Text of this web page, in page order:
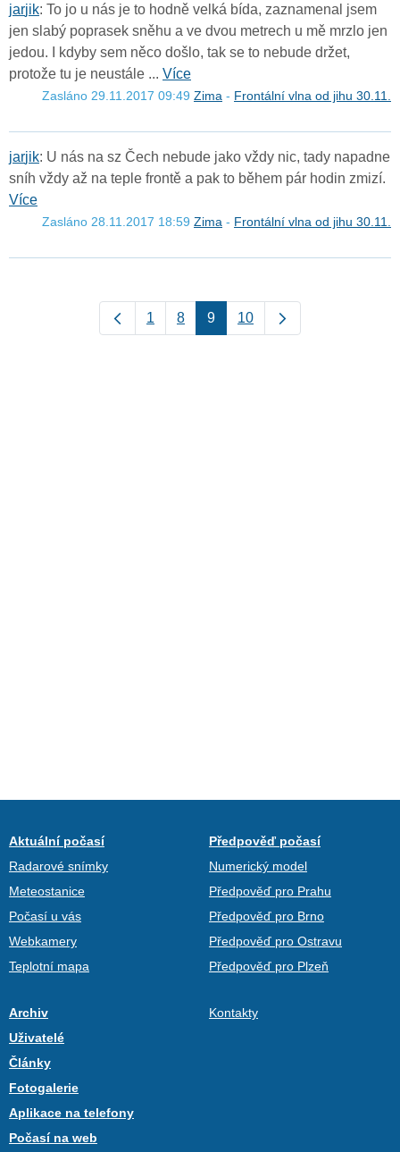
jarjik: To jo u nás je to hodně velká bída, zaznamenal jsem
jen slabý poprasek sněhu a ve dvou metrech u mě mrzlo jen
jedou. I kdyby sem něco došlo, tak se to nebude držet,
protože tu je neustále ... Více
Zasláno 29.11.2017 09:49 Zima - Frontální vlna od jihu 30.11.
jarjik: U nás na sz Čech nebude jako vždy nic, tady napadne
sníh vždy až na teple frontě a pak to během pár hodin zmizí.
Více
Zasláno 28.11.2017 18:59 Zima - Frontální vlna od jihu 30.11.
1 8 9 10
Aktuální počasí
Radarové snímky
Meteostanice
Počasí u vás
Webkamery
Teplotní mapa
Předpověď počasí
Numerický model
Předpověď pro Prahu
Předpověď pro Brno
Předpověď pro Ostravu
Předpověď pro Plzeň
Archiv
Uživatelé
Články
Fotogalerie
Aplikace na telefony
Počasí na web
Kontakty